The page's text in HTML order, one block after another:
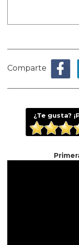
Comparte
¿Te gusta?